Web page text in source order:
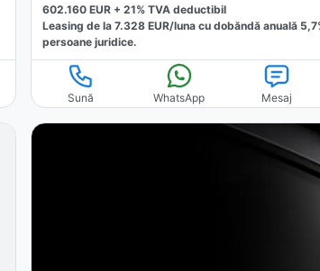
602.160 EUR +21% TVA deductibil
Leasing de la7.328 EUR/luna cu dobăndă anuală 5,7
persoane juridice.
Sună WhatsApp Mesaj